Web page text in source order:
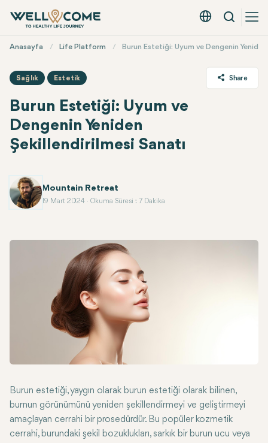
Türkçe - EUR
Arama
Menü
Anasayfa Life Platform Burun Estetiği: Uyum ve Dengenin
Sağlık Estetik
Burun Estetiği: Uyum ve
Dengenin Yeniden
Şekillendirilmesi Sanatı
Share
Mountain Retreat
19 Mart 2024 ∙ Okuma Süresi : 7 Dakika
Burun estetiği, yaygın olarak burun estetiği olarak bilinen,
burnun görünümünü yeniden şekillendirmeyi ve geliştirmeyi
amaçlayan cerrahi bir prosedürdür. Bu popüler kozmetik
cerrahi, burundaki şekil bozuklukları, sarkık bir burun ucu veya